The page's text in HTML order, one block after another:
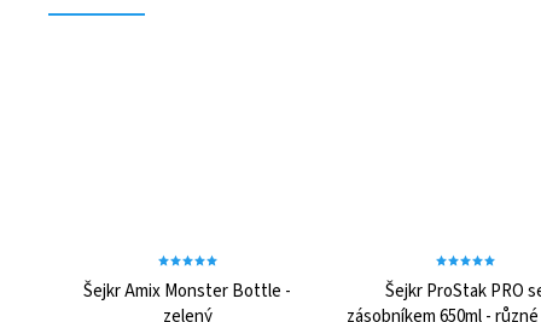
Šejkr Amix Monster Bottle -
Šejkr ProStak PRO